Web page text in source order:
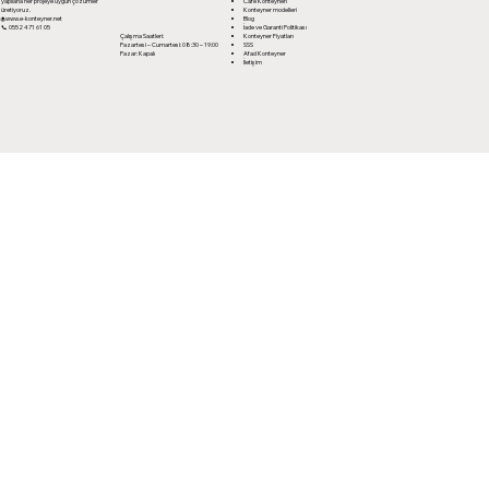
üretiyoruz.
🌐www.e-konteyner.net
📞 0552 471 61 05
Çalışma Saatleri:
Pazartesi – Cumartesi: 08:30 – 19:00
Pazar: Kapalı
Konteyner modelleri
Blog
İade ve Garanti Politikası
Konteyner Fiyatları
SSS
Afad Konteyner
İletişim